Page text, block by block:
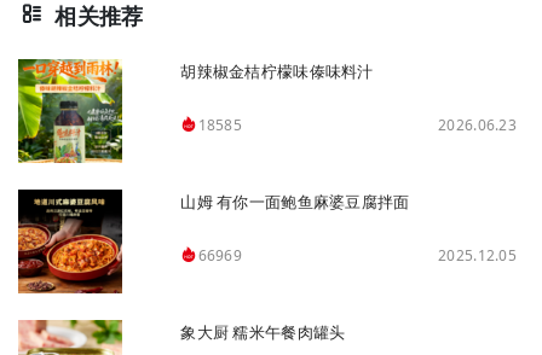
相关推荐
胡辣椒金桔柠檬味傣味料汁
18585 2026.06.23
山姆 有你一面鲍鱼麻婆豆腐拌面
66969 2025.12.05
象大厨 糯米午餐肉罐头